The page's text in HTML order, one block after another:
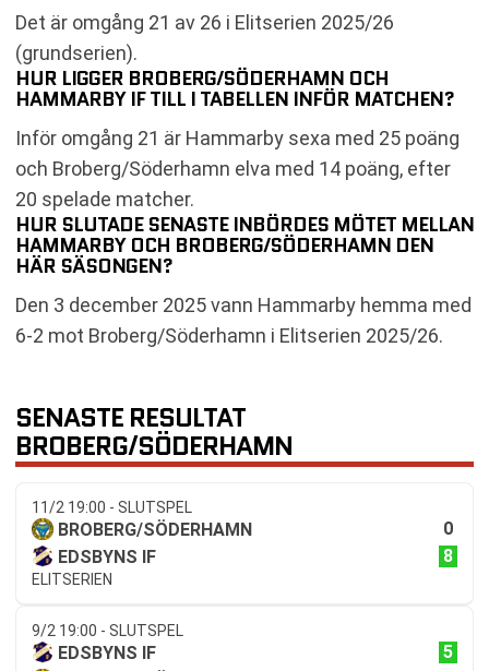
Det är omgång 21 av 26 i Elitserien 2025/26
(grundserien).
HUR LIGGER BROBERG/SÖDERHAMN OCH
HAMMARBY IF TILL I TABELLEN INFÖR MATCHEN?
Inför omgång 21 är Hammarby sexa med 25 poäng
och Broberg/Söderhamn elva med 14 poäng, efter
20 spelade matcher.
HUR SLUTADE SENASTE INBÖRDES MÖTET MELLAN
HAMMARBY OCH BROBERG/SÖDERHAMN DEN
HÄR SÄSONGEN?
Den 3 december 2025 vann Hammarby hemma med
6-2 mot Broberg/Söderhamn i Elitserien 2025/26.
SENASTE RESULTAT
BROBERG/SÖDERHAMN
11/2 19:00 - SLUTSPEL
BROBERG/SÖDERHAMN
0
EDSBYNS IF
8
ELITSERIEN
9/2 19:00 - SLUTSPEL
EDSBYNS IF
5